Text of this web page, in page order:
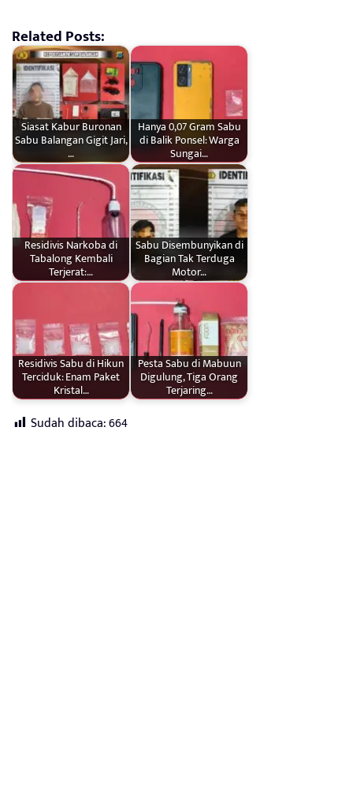
Related Posts:
Siasat Kabur Buronan
Sabu Balangan Gigit Jari,
…
Hanya 0,07 Gram Sabu
di Balik Ponsel: Warga
Sungai…
Residivis Narkoba di
Tabalong Kembali
Terjerat:…
Sabu Disembunyikan di
Bagian Tak Terduga
Motor…
Residivis Sabu di Hikun
Terciduk: Enam Paket
Kristal…
Pesta Sabu di Mabuun
Digulung, Tiga Orang
Terjaring…
Sudah dibaca:664